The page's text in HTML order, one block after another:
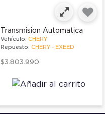
Transmision Automatica
Vehículo: CHERY
Repuesto: CHERY - EXEED
$3.803.990